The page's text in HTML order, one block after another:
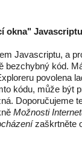
okna" Javascriptu
Javascriptu, a
bezchybný kód.
povolena
kódu, může být
Doporučujeme
Možnosti
zaškrtněte